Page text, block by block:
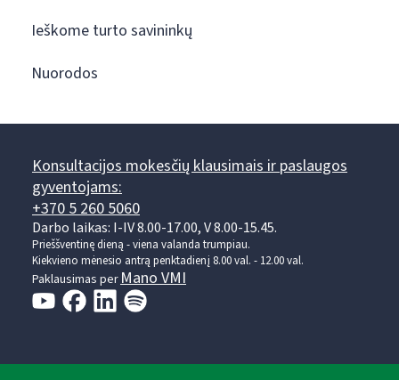
Ieškome turto savininkų
Nuorodos
Konsultacijos mokesčių klausimais ir paslaugos
gyventojams:
+370 5 260 5060
Darbo laikas: I-IV 8.00-17.00, V 8.00-15.45.
Prieššventinę dieną - viena valanda trumpiau.
Kiekvieno mėnesio antrą penktadienį 8.00 val. - 12.00 val.
Paklausimas perMano VMI